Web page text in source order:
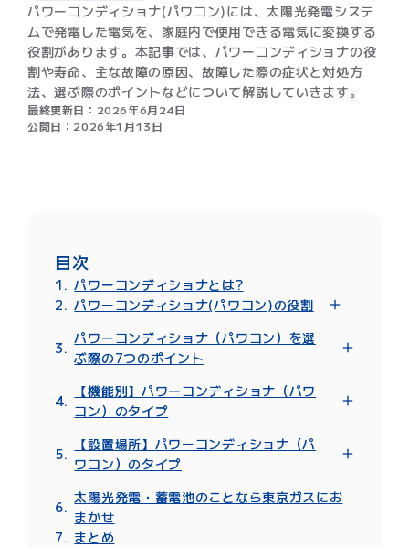
パワーコンディショナ(パワコン)には、太陽光発電システ
ムで発電した電気を、家庭内で使用できる電気に変換する
役割があります。本記事では、パワーコンディショナの役
割や寿命、主な故障の原因、故障した際の症状と対処方
法、選ぶ際のポイントなどについて解説していきます。
最終更新日： 2026年6月24日
公開日： 2026年1月13日
目次
パワーコンディショナとは?
パワーコンディショナ(パワコン)の役割
売電する電気の電圧を調整する
トラブル時に系統を保護する
停電時に自立運転するパワコンもある
パワーコンディショナ（パワコン）を選
ぶ際の7つのポイント
最大定格出力
コストパフォーマンス
サイズ
静音性
メンテナンス
【機能別】パワーコンディショナ（パワ
コン）のタイプ
ハイブリッドタイプ
トライブリッドタイプ
【設置場所】パワーコンディショナ（パ
ワコン）のタイプ
屋外集中型
屋外分散型
太陽光発電・蓄電池のことなら東京ガスにお
まかせ
まとめ